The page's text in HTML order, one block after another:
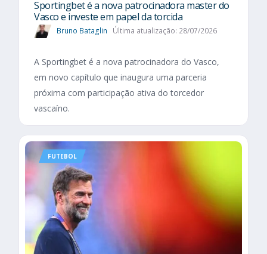
Sportingbet é a nova patrocinadora master do
Vasco e investe em papel da torcida
Bruno Bataglin Última atualização: 28/07/2026
A Sportingbet é a nova patrocinadora do Vasco,
em novo capítulo que inaugura uma parceria
próxima com participação ativa do torcedor
vascaíno.
FUTEBOL